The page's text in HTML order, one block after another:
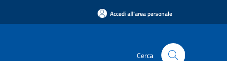
Accedi all'area personale
Cerca